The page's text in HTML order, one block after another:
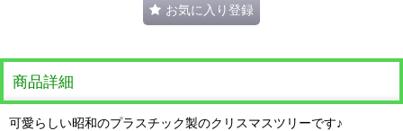
お気に入り登録
商品詳細
可愛らしい昭和のプラスチック製のクリスマスツリーです♪